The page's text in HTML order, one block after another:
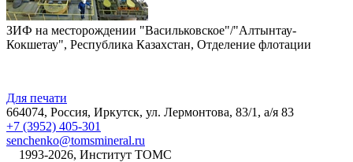
ЗИФ на месторождении "Васильковское"/"Алтынтау-
Кокшетау", Республика Казахстан, Отделение флотации
Для печати
664074, Россия, Иркутск, ул. Лермонтова, 83/1, а/я 83
+7 (3952) 405-301
senchenko@tomsmineral.ru
1993-2026, Институт ТОМС